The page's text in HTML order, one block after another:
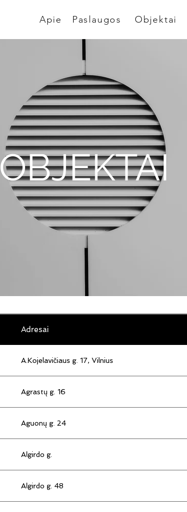
Apie Paslaugos Objektai
OBJEKTAI
Adresai
A.Kojelavičiaus g. 17, Vilnius
Agrastų g. 16
Aguonų g. 24
Algirdo g.
Algirdo g. 48